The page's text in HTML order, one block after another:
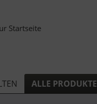
ALLE PRODUKTE